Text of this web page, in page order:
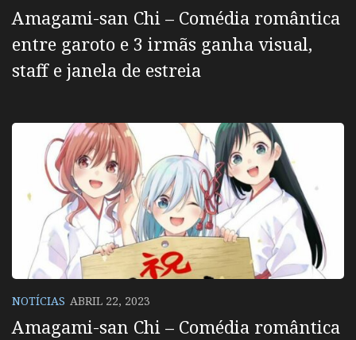
Amagami-san Chi – Comédia romântica
entre garoto e 3 irmãs ganha visual,
staff e janela de estreia
NOTÍCIAS ABRIL 22, 2023
Amagami-san Chi – Comédia romântica